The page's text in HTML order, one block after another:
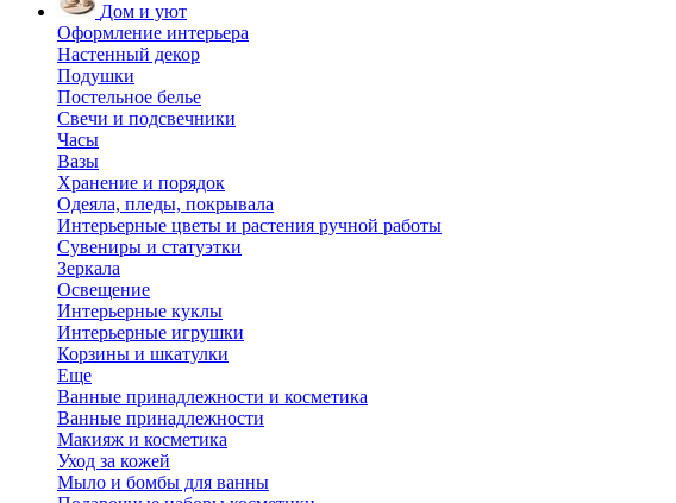
Дом и уют
Оформление интерьера
Настенный декор
Подушки
Постельное белье
Свечи и подсвечники
Часы
Вазы
Хранение и порядок
Одеяла, пледы, покрывала
Интерьерные цветы и растения ручной работы
Сувениры и статуэтки
Зеркала
Освещение
Интерьерные куклы
Интерьерные игрушки
Корзины и шкатулки
Еще
Ванные принадлежности и косметика
Ванные принадлежности
Макияж и косметика
Уход за кожей
Мыло и бомбы для ванны